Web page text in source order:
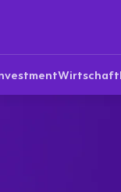
Wirtschaft